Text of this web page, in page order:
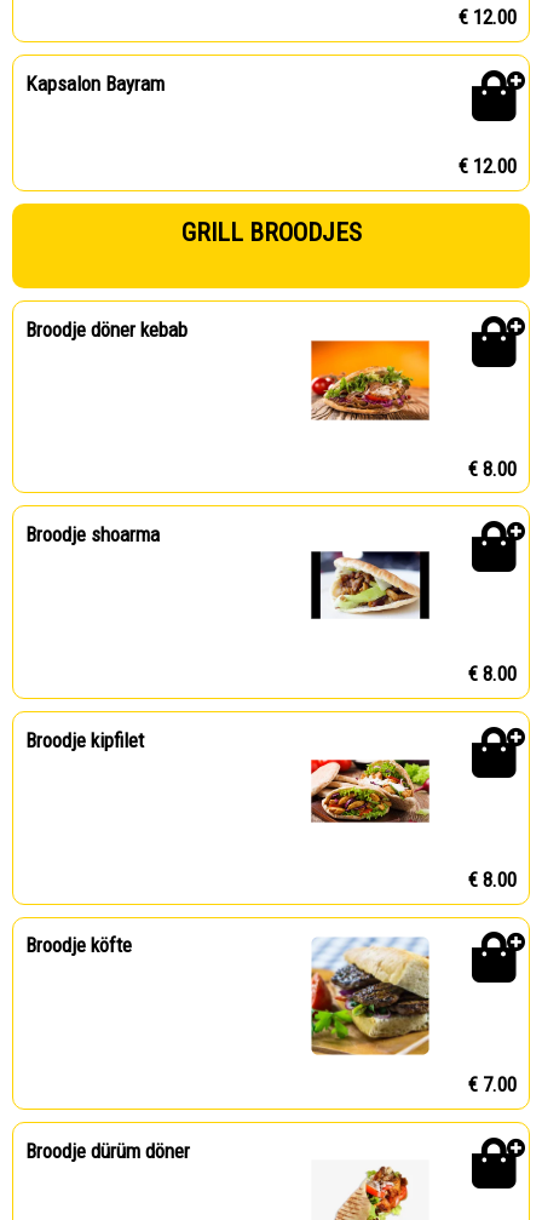
€ 12.00
Kapsalon Bayram
€ 12.00
GRILL BROODJES
Broodje döner kebab
€ 8.00
Broodje shoarma
€ 8.00
Broodje kipfilet
€ 8.00
Broodje köfte
€ 7.00
Broodje dürüm döner